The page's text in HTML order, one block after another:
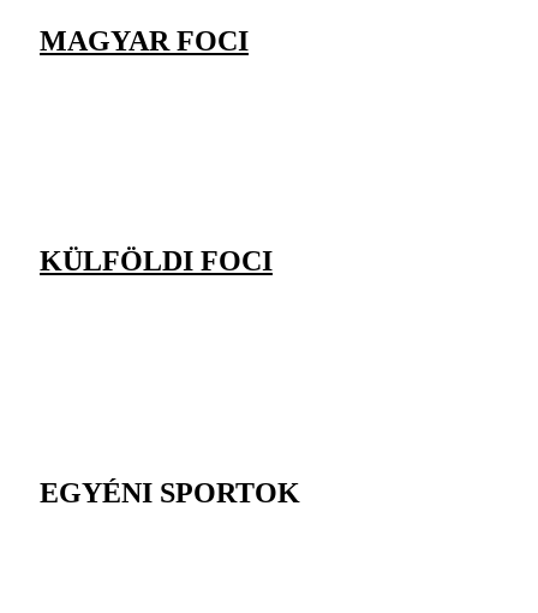
MAGYAR FOCI
KÜLFÖLDI FOCI
EGYÉNI SPORTOK